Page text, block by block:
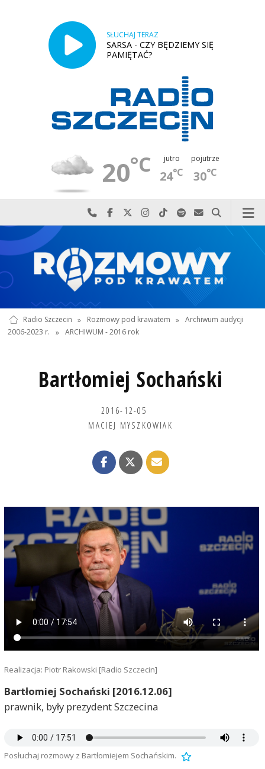
SŁUCHAJ TERAZ
SARSA - CZY BĘDZIEMY SIĘ
PAMIĘTAĆ?
20°C jutro
24°C
pojutrze
30°C
Najlepiej po prostu do nas zadzwoń
Odwiedź nas na Facebook-u
Odwiedź nas na X
Odwiedź nas na Instagram-ie
Odwiedź nas na TikTok-u
Szukaj nas na Spotify
Wyślij do nas
Szukaj
Radio Szczecin » Rozmowy pod krawatem » Archiwum audycji
2006-2023 r.
» ARCHIWUM - 2016 rok
Bartłomiej Sochański
2016-12-05
MACIEJ MYSZKOWIAK
Realizacja: Piotr Rakowski [Radio Szczecin]
Bartłomiej Sochański [2016.12.06]
prawnik, były prezydent Szczecina
Posłuchaj rozmowy z Bartłomiejem Sochańskim.